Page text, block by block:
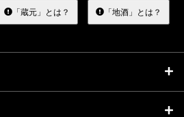
る
「蔵元」とは？ 「地酒」とは？